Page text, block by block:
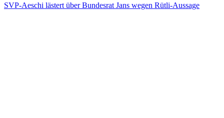
SVP-Aeschi lästert über Bundesrat Jans wegen Rütli-Aussage